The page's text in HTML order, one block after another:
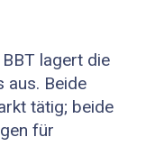
lagert die
aus. Beide
tätig; beide
für